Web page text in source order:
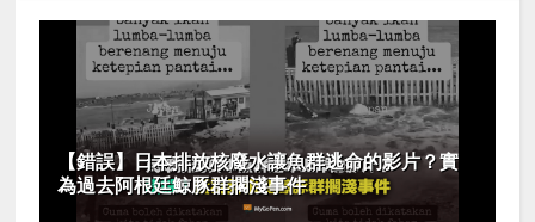
【錯誤】日本排放核廢水讓魚群逃命的影片？實
為過去阿根廷鯨豚群擱淺事件